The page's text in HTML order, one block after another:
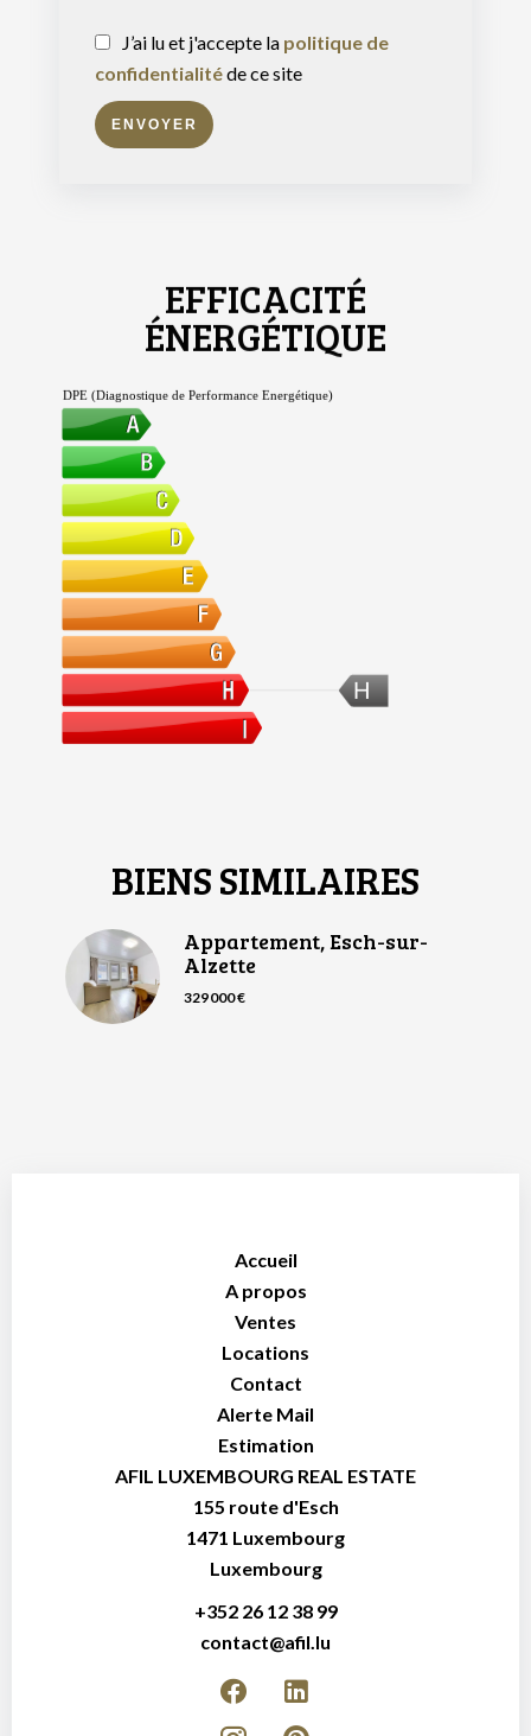
J’ai lu et j'accepte la politique de
confidentialitéde ce site
ENVOYER
EFFICACITÉ
ÉNERGÉTIQUE
H
DPE (Diagnostique de Performance Energétique)
BIENS SIMILAIRES
Appartement, Esch-sur-
Alzette
329 000 €
Accueil
A propos
Ventes
Locations
Contact
Alerte Mail
Estimation
AFIL LUXEMBOURG REAL ESTATE
155 route d'Esch
1471 Luxembourg
Luxembourg
+352 26 12 38 99
contact@afil.lu